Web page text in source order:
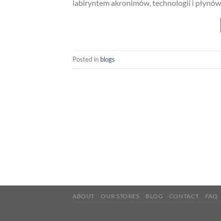
labiryntem akronimów, technologii i
Posted in blogs
ABOUT OUR STORES BLOG CONTACT FAQ